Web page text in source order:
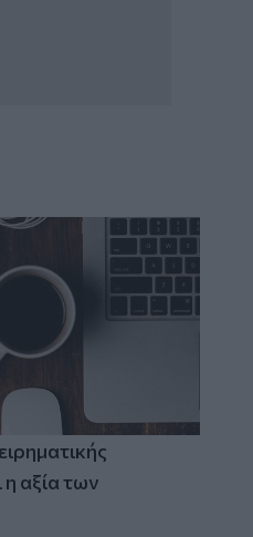
αξία των